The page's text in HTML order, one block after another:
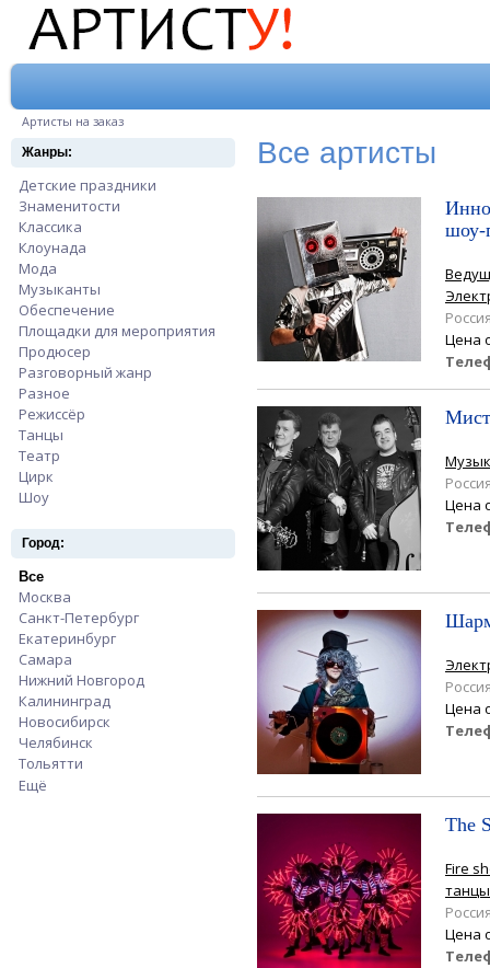
Вы здесь
Артисты на заказ
Жанры:
Детские праздники
Знаменитости
Классика
Клоунада
Мода
Музыканты
Обеспечение Apply Обеспечение filter
Площадки для мероприятия Apply Площадки для мероприятия filter
Продюсер
Разговорный жанр
Разное
Режиссёр
Танцы
Театр
Цирк
Шоу
Город:
Все
Москва
Санкт-Петербург Apply Санкт-Петербург filter
Екатеринбург Apply Екатеринбург filter
Самара
Нижний Новгород Apply Нижний Новгород filter
Калининград Apply Калининград filter
Новосибирск Apply Новосибирск filter
Челябинск
Тольятти
Ещё
Все артисты
шоу-
Цена
Цена
Цена
The
Fire
танцы
Цена